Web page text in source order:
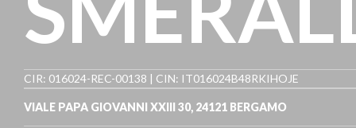
CIR: 016024-REC-00138 | CIN: IT016024B48RKIHOJE
VIALE PAPA GIOVANNI XXIII 30, 24121 BERGAMO